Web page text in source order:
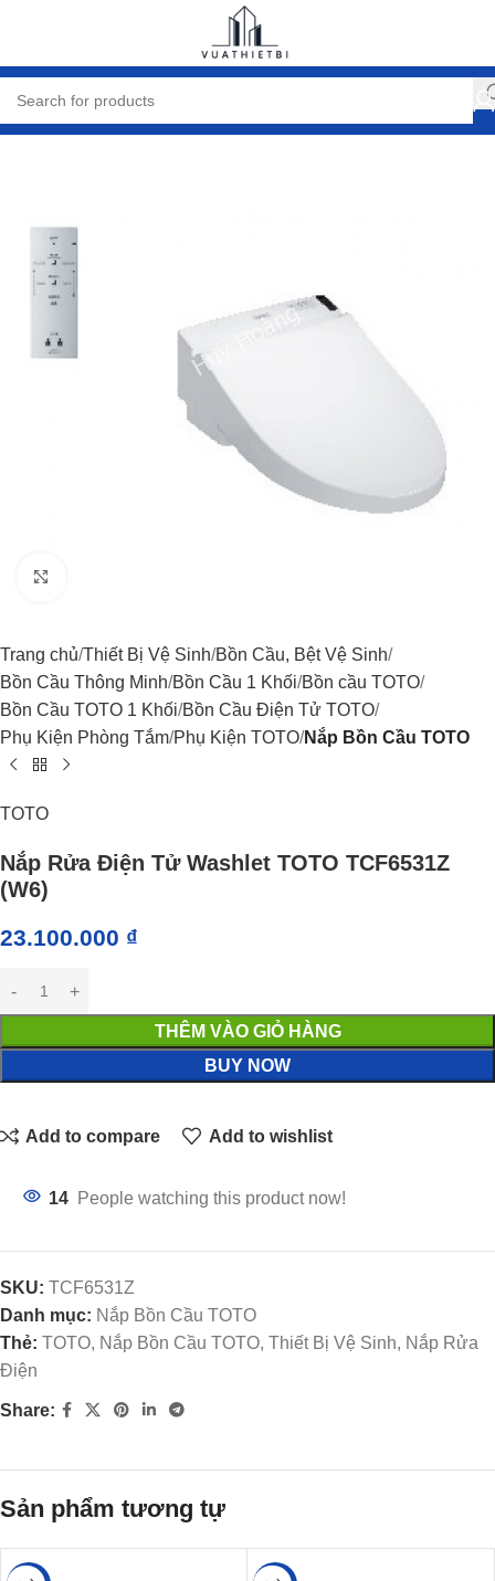
Trang chủ Thiết Bị Vệ Sinh Bồn Cầu, Bệt Vệ Sinh
Bồn Cầu Thông Minh Bồn Cầu 1 Khối Bồn cầu TOTO
Bồn Cầu TOTO 1 Khối Bồn Cầu Điện Tử TOTO
Phụ Kiện Phòng Tắm Phụ Kiện TOTO Nắp Bồn Cầu TOTO
TOTO
Nắp Rửa Điện Tử Washlet TOTO TCF6531Z
(W6)
23.100.000 ₫
THÊM VÀO GIỎ HÀNG
BUY NOW
Add to compare Add to wishlist
14 People watching this product now!
SKU: TCF6531Z
Danh mục: Nắp Bồn Cầu TOTO
Thẻ: TOTO, Nắp Bồn Cầu TOTO, Thiết Bị Vệ Sinh, Nắp Rửa
Điện
Share:
Sản phẩm tương tự